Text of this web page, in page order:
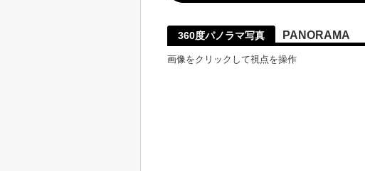
360度パノラマ写真 PANORAMA
画像をクリックして視点を操作